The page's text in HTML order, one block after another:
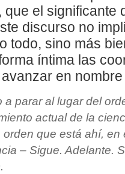
que el significante
discurso no
todo, sino más
íntima las
en
a parar al lugar del
actual de la
que está ahí, en
– Sigue. Adelante.